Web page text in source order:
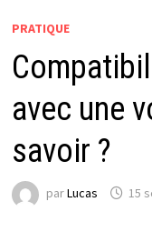
PRATIQUE
avec une
savoir ?
parLucas 15